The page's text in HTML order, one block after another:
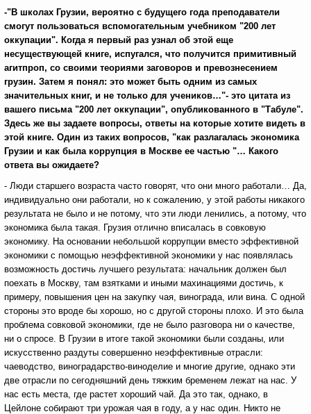
-"В школах Грузии, вероятно с будущего года преподаватели
смогут пользоваться вспомогательным учебником "200 лет
оккупации". Когда я первый раз узнал об этой еще
несуществующей книге, испугался, что получится примитивный
агитпроп, со своими теориями заговоров и превознесением
грузин. Затем я понял: это может быть одним из самых
значительных книг, и не только для учеников…"- это цитата из
вашего письма "200 лет оккупации", опубликованного в "Табуле".
Здесь же вы задаете вопросы, ответы на которые хотите видеть в
этой книге. Один из таких вопросов, "как разлагалась экономика
Грузии и как была коррупция в Москве ее частью "… Какого
ответа вы ожидаете?
- Люди старшего возраста часто говорят, что они много работали… Да,
индивидуально они работали, но к сожалению, у этой работы никакого
результата не было и не потому, что эти люди ленились, а потому, что
экономика была такая. Грузия отлично вписалась в совковую
экономику. На основании небольшой коррупции вместо эффективной
экономики с помощью неэффективной экономики у нас появлялась
возможность достичь лучшего результата: начальник должен был
поехать в Москву, там взятками и иными махинациями достичь, к
примеру, повышения цен на закупку чая, винограда, или вина. С одной
стороны это вроде бы хорошо, но с другой стороны плохо. И это была
проблема совковой экономики, где не было разговора ни о качестве,
ни о спросе. В Грузии в итоге такой экономики были созданы, или
искусственно раздуты совершенно неэффективные отрасли:
чаеводство, виноградарство-виноделие и многие другие, однако эти
две отрасли по сегодняшний день тяжким бременем лежат на нас. У
нас есть места, где растет хороший чай. Да это так, однако, в
Цейлоне собирают три урожая чая в году, а у нас один. Никто не